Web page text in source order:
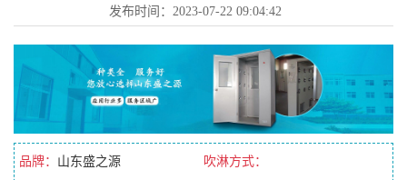
发布时间： 2023-07-22 09:04:42
品牌： 山东盛之源
吹淋方式：